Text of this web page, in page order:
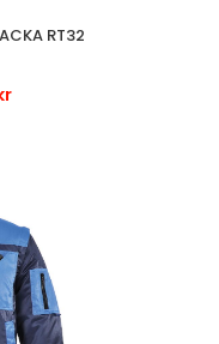
RT32